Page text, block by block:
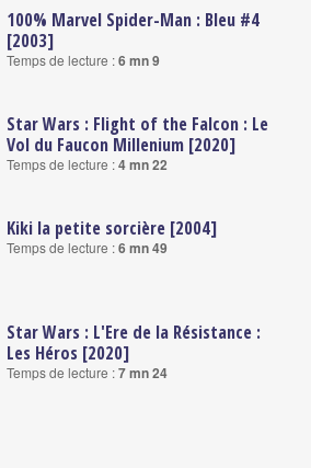
100% Marvel Spider-Man : Bleu #4
[2003]
Temps de lecture :6 mn 9
Star Wars : Flight of the Falcon : Le
Vol du Faucon Millenium [2020]
Temps de lecture :4 mn 22
Kiki la petite sorcière [2004]
Temps de lecture :6 mn 49
Star Wars : L'Ere de la Résistance :
Les Héros [2020]
Temps de lecture :7 mn 24